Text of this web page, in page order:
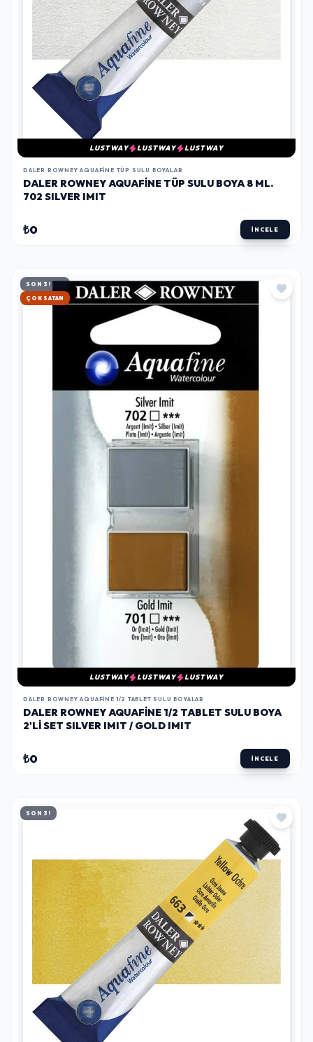
LUSTWAY LUSTWAY LUSTWAY
DALER ROWNEY AQUAFINE TÜP SULU BOYALAR
DALER ROWNEY AQUAFINE TÜP SULU BOYA 8 ML.
702 SILVER IMIT
₺0 İNCELE
SON 3!
HIZLI KARGO
LUSTWAY LUSTWAY LUSTWAY
DALER ROWNEY AQUAFINE 1/2 TABLET SULU BOYALAR
DALER ROWNEY AQUAFINE 1/2 TABLET SULU BOYA
2'LI SET SILVER IMIT / GOLD IMIT
₺0 İNCELE
SON 3!